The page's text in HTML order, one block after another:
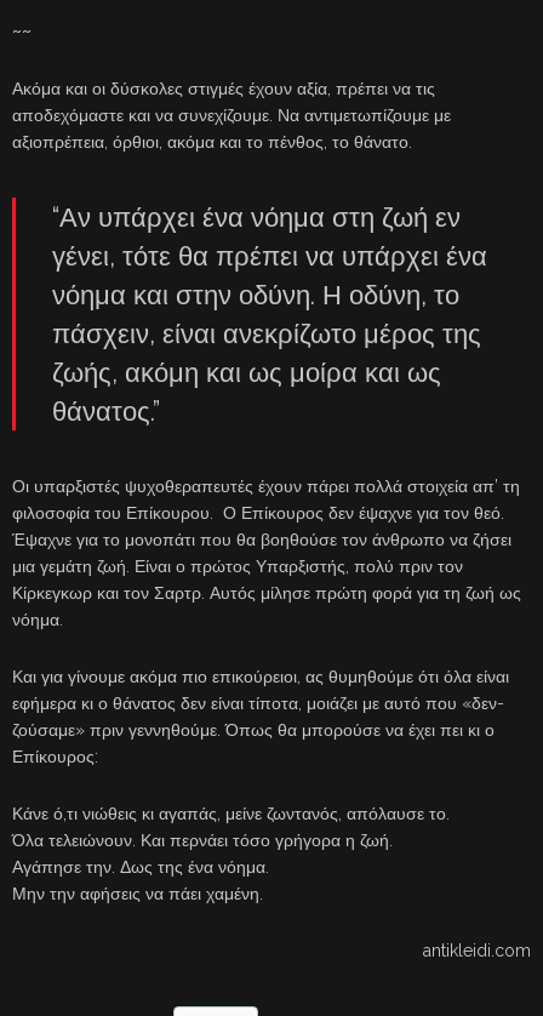
~~
Ακόμα και οι δύσκολες στιγμές έχουν αξία, πρέπει να τις
αποδεχόμαστε και να συνεχίζουμε. Να αντιμετωπίζουμε με
αξιοπρέπεια, όρθιοι, ακόμα και το πένθος, το θάνατο.
“Αν υπάρχει ένα νόημα στη ζωή εν
γένει, τότε θα πρέπει να υπάρχει ένα
νόημα και στην οδύνη. Η οδύνη, το
πάσχειν, είναι ανεκρίζωτο μέρος της
ζωής, ακόμη και ως μοίρα και ως
θάνατος.”
Οι υπαρξιστές ψυχοθεραπευτές έχουν πάρει πολλά στοιχεία απ’ τη
φιλοσοφία του Επίκουρου. Ο Επίκουρος δεν έψαχνε για τον θεό.
Έψαχνε για το μονοπάτι που θα βοηθούσε τον άνθρωπο να ζήσει
μια γεμάτη ζωή. Είναι ο πρώτος Υπαρξιστής, πολύ πριν τον
Κίρκεγκωρ και τον Σαρτρ. Αυτός μίλησε πρώτη φορά για τη ζωή ως
νόημα.
Και για γίνουμε ακόμα πιο επικούρειοι, ας θυμηθούμε ότι όλα είναι
εφήμερα κι ο θάνατος δεν είναι τίποτα, μοιάζει με αυτό που «δεν-
ζούσαμε» πριν γεννηθούμε. Όπως θα μπορούσε να έχει πει κι ο
Επίκουρος:
Κάνε ό,τι νιώθεις κι αγαπάς, μείνε ζωντανός, απόλαυσε το.
Όλα τελειώνουν. Και περνάει τόσο γρήγορα η ζωή.
Αγάπησε την. Δως της ένα νόημα.
Μην την αφήσεις να πάει χαμένη.
antikleidi.com